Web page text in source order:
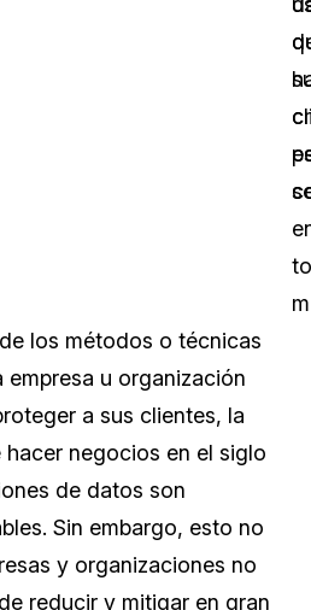
los métodos o técnicas
u organización
a sus clientes, la
negocios en el siglo
de datos son
Sin embargo, esto no
y organizaciones no
reducir y mitigar en gran